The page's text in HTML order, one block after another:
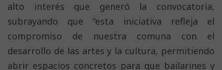
alto interés que generó la convocatoria,
subrayando que “esta iniciativa refleja el
compromiso de nuestra comuna con el
desarrollo de las artes y la cultura, permitiendo
abrir espacios concretos para que bailarines y